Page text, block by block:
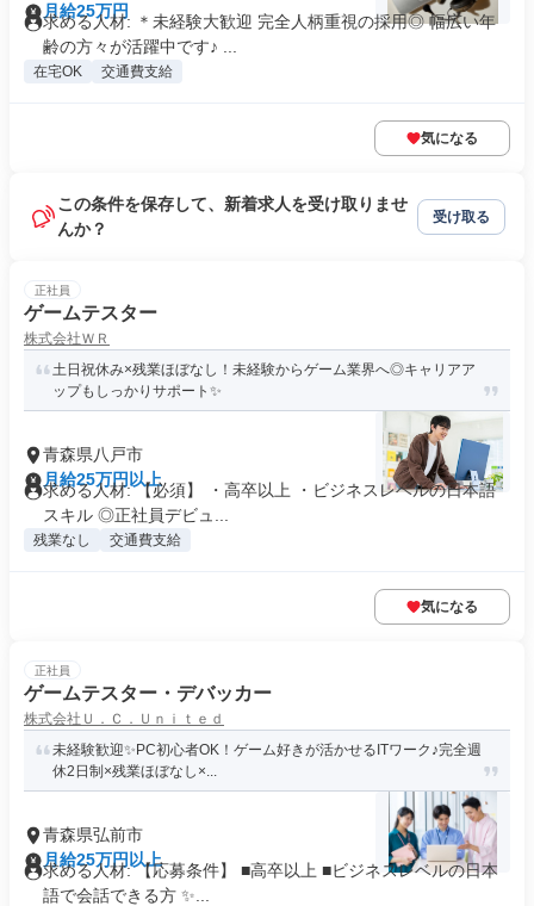
月給25万円
求める人材: ＊未経験大歓迎 完全人柄重視の採用◎ 幅広い年
齢の方々が活躍中です♪ ...
在宅OK 交通費支給
気になる
この条件を保存して、新着求人を受け取りませ
んか？
受け取る
正社員
ゲームテスター
株式会社ＷＲ
土日祝休み×残業ほぼなし！未経験からゲーム業界へ◎キャリアア
ップもしっかりサポート✨
青森県八戸市
月給25万円以上
求める人材: 【必須】 ・高卒以上 ・ビジネスレベルの日本語
スキル ◎正社員デビュ...
残業なし 交通費支給
気になる
正社員
ゲームテスター・デバッカー
株式会社Ｕ．Ｃ．Ｕｎｉｔｅｄ
未経験歓迎✨PC初心者OK！ゲーム好きが活かせるITワーク♪完全週
休2日制×残業ほぼなし×...
青森県弘前市
月給25万円以上
求める人材: 【応募条件】 ■高卒以上 ■ビジネスレベルの日本
語で会話できる方 ✨...